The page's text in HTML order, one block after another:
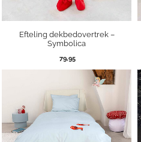
Efteling dekbedovertrek –
Symbolica
79,95